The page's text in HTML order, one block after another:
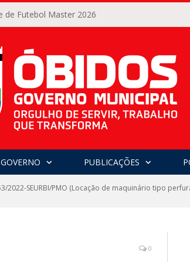
de Futebol Master 2026
PUBLICAÇÕES
053/2022-SEURBI/PMO (Locação de maquinário tipo
0